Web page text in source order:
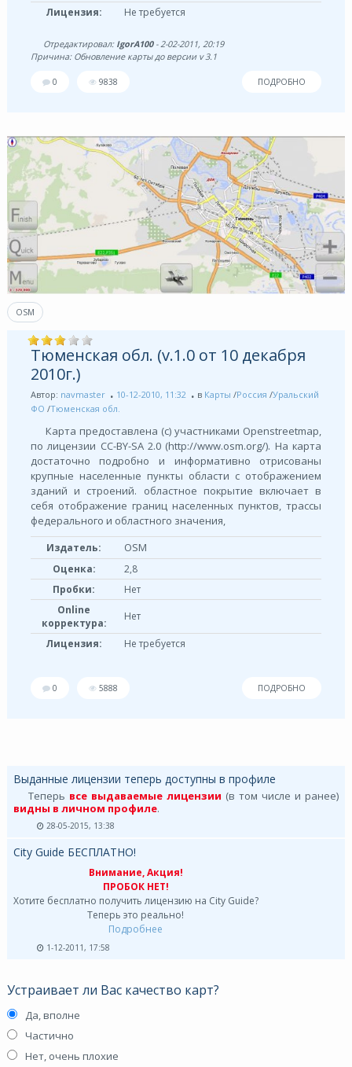
Лицензия: Не требуется
Отредактировал: IgorA100- 2-02-2011, 20:19
Причина: Обновление карты до версии v 3.1
0 9838 ПОДРОБНО
OSM
Тюменская обл. (v.1.0 от 10 декабря
2010г.)
Автор: navmaster 10-12-2010, 11:32 в Карты /Россия /Уральский
ФО /Тюменская обл.
Карта предоставлена (с) участниками Openstreetmap,
по лицензии СС-BY-SA 2.0 (http://www.osm.org/). На карта
достаточно подробно и информативно отрисованы
крупные населенные пункты области с отображением
зданий и строений. областное покрытие включает в
себя отображение границ населенных пунктов, трассы
федерального и областного значения,
Издатель: OSM
Оценка:
2,8
Пробки:
Нет
Online
корректура:
Нет
Лицензия: Не требуется
0 5888 ПОДРОБНО
Выданные лицензии теперь доступны в профиле
Теперь все выдаваемые лицензии (в том числе и ранее)
видны в личном профиле.
28-05-2015, 13:38
City Guide БЕСПЛАТНО!
Внимание, Акция!
ПРОБОК НЕТ!
Хотите бесплатно получить лицензию на City Guide?
Теперь это реально!
Подробнее
1-12-2011, 17:58
Устраивает ли Вас качество карт?
Да, вполне
Частично
Нет, очень плохие